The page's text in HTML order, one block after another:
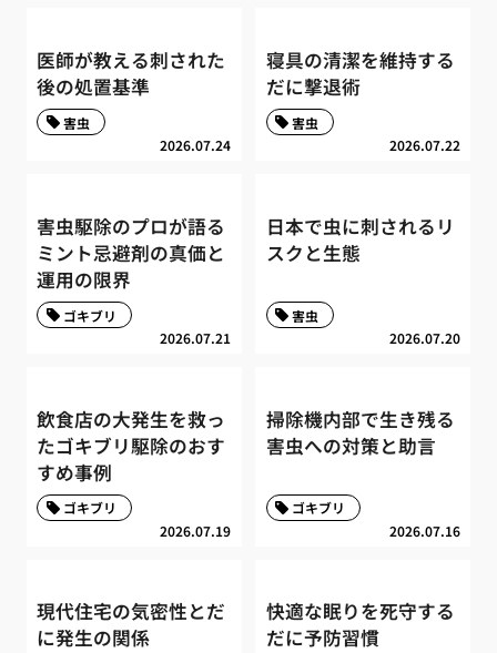
医師が教える刺された
後の処置基準
2026.07.24
害虫
寝具の清潔を維持する
だに撃退術
2026.07.22
害虫
害虫駆除のプロが語る
ミント忌避剤の真価と
運用の限界
2026.07.21
ゴキブリ
日本で虫に刺されるリ
スクと生態
2026.07.20
害虫
飲食店の大発生を救っ
たゴキブリ駆除のおす
すめ事例
2026.07.19
ゴキブリ
掃除機内部で生き残る
害虫への対策と助言
2026.07.16
ゴキブリ
現代住宅の気密性とだ
に発生の関係
快適な眠りを死守する
だに予防習慣